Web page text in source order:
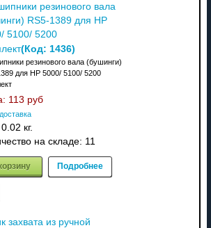
резинового вала
RS5-1389 для HP
5100/ 5200
(Код: 1436)
резинового вала (бушинги)
для HP 5000/ 5100/ 5200
113 руб
доставка
0.02 кг.
на складе: 11
Подробнее
захвата из ручной